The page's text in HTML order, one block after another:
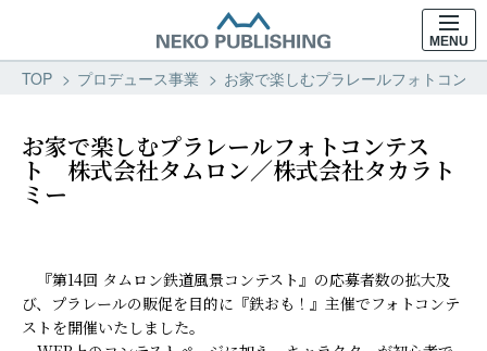
MENU
TOP プロデュース事業 お家で楽しむプラレールフォトコン
お家で楽しむプラレールフォトコンテス
ト 株式会社タムロン／株式会社タカラト
ミー
『第14回 タムロン鉄道風景コンテスト』の応募者数の拡大及
び、プラレールの販促を目的に『鉄おも！』主催でフォトコンテ
ストを開催いたしました。